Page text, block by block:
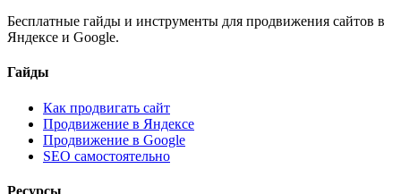
Бесплатные гайды и инструменты для продвижения сайтов в
Яндексе и Google.
Гайды
Как продвигать сайт
Продвижение в Яндексе
Продвижение в Google
SEO самостоятельно
Ресурсы